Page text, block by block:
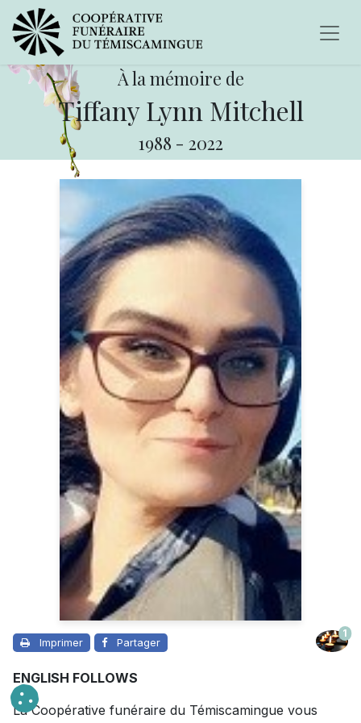
À la mémoire de
Tiffany Lynn Mitchell
1988 - 2022
Imprimer Partager
1
ENGLISH FOLLOWS
La Coopérative funéraire du Témiscamingue vous